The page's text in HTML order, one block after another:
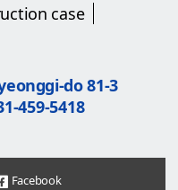
case
do 81-3
459-5418
Facebook